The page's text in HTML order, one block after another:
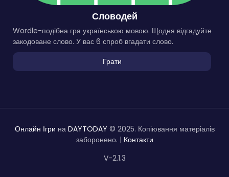
Словодей
Wordle-подібна гра українською мовою. Щодня відгадуйте
закодоване слово. У вас 6 спроб вгадати слово.
Грати
Онлайн Ігри на DAYTODAY © 2025. Копіювання матеріалів
заборонено. | Контакти
V-2.1.3